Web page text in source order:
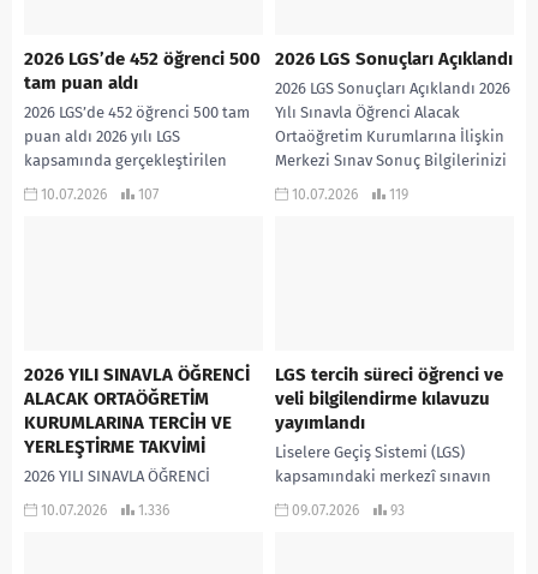
2026 LGS’de 452 öğrenci 500
tam puan aldı
2026 LGS’de 452 öğrenci 500 tam
puan aldı 2026 yılı LGS
kapsamında gerçekleştirilen
“Sınavla Öğrenci Alacak
10.07.2026 107
2026 LGS Sonuçları Açıklandı
2026 LGS Sonuçları Açıklandı 2026
Yılı Sınavla Öğrenci Alacak
Ortaöğretim Kurumlarına İlişkin
Merkezi Sınav Sonuç Bilgilerinizi
Öğrenmek İçin TIKLAYINIZ.
10.07.2026 119
2026 YILI SINAVLA ÖĞRENCİ
ALACAK ORTAÖĞRETİM
KURUMLARINA TERCİH VE
YERLEŞTİRME TAKVİMİ
2026 YILI SINAVLA ÖĞRENCİ
ALACAK ORTAÖĞRETİM
10.07.2026 1.336
LGS tercih süreci öğrenci ve
veli bilgilendirme kılavuzu
yayımlandı
Liselere Geçiş Sistemi (LGS)
kapsamındaki merkezî sınavın
ardından başlayacak tercih
09.07.2026 93